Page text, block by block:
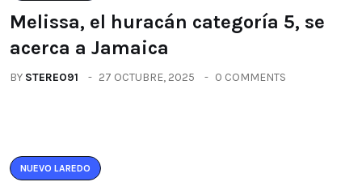
Melissa, el huracán categoría 5, se
acerca a Jamaica
BY STEREO91 27 OCTUBRE, 2025 0 COMMENTS
NUEVO LAREDO